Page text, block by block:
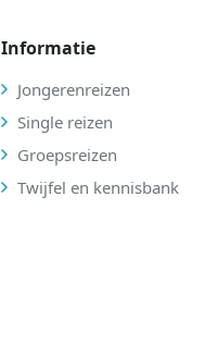
Informatie
Jongerenreizen
Single reizen
Groepsreizen
Twijfel en kennisbank